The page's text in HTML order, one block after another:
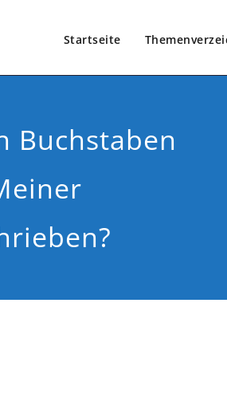
Startseite
Buchstaben